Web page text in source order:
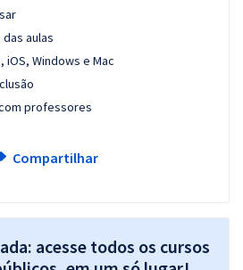
aulas
Windows e Mac
professores
Compartilhar
acesse todos os cursos